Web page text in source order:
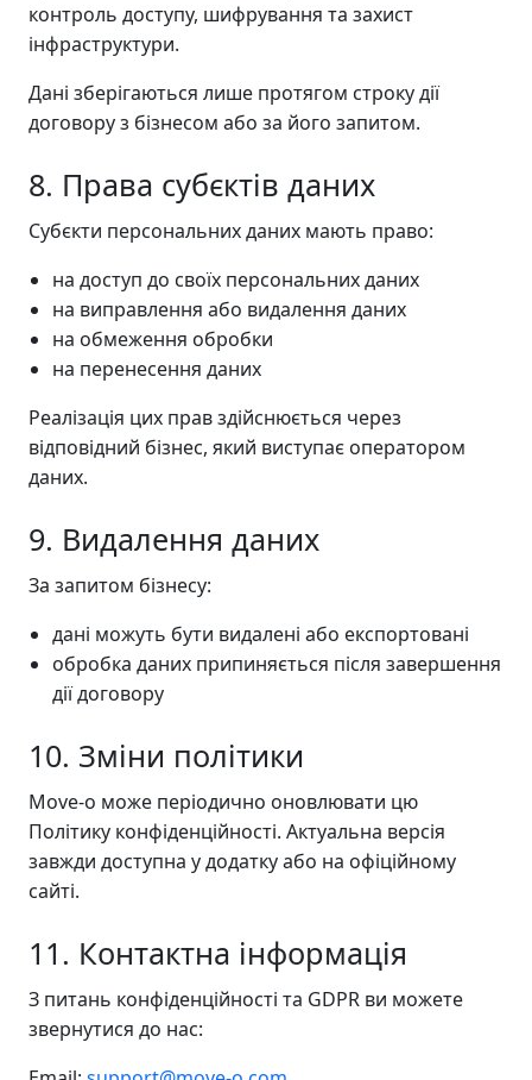
контроль доступу, шифрування та захист
інфраструктури.
Дані зберігаються лише протягом строку дії
договору з бізнесом або за його запитом.
8. Права субєктів даних
Субєкти персональних даних мають право:
на доступ до своїх персональних даних
на виправлення або видалення даних
на обмеження обробки
на перенесення даних
Реалізація цих прав здійснюється через
відповідний бізнес, який виступає оператором
даних.
9. Видалення даних
За запитом бізнесу:
дані можуть бути видалені або експортовані
обробка даних припиняється після завершення
дії договору
10. Зміни політики
Move-o може періодично оновлювати цю
Політику конфіденційності. Актуальна версія
завжди доступна у додатку або на офіційному
сайті.
11. Контактна інформація
З питань конфіденційності та GDPR ви можете
звернутися до нас: